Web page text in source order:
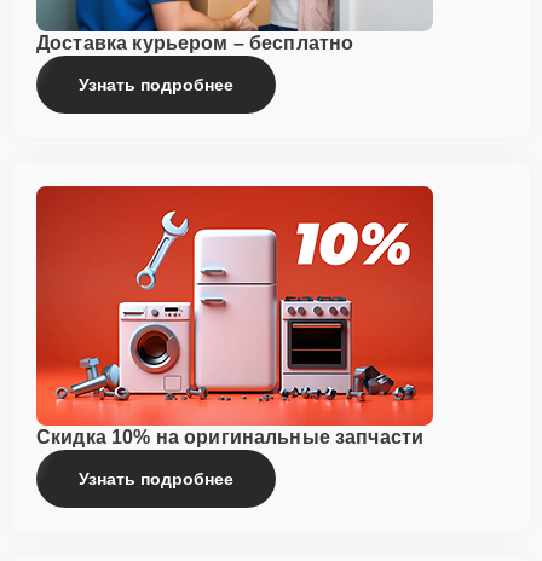
Доставка курьером – бесплатно
Узнать подробнее
Скидка 10% на оригинальные запчасти
Узнать подробнее